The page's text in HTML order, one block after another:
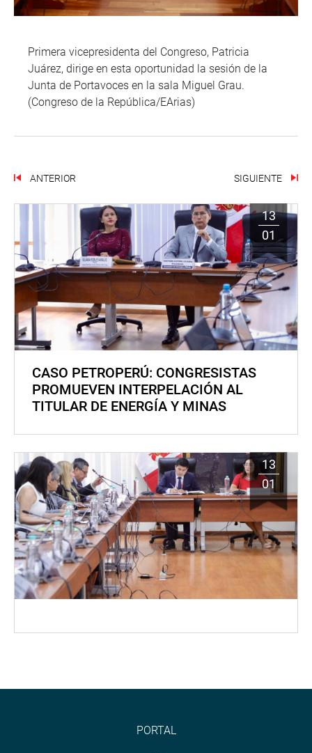
Primera vicepresidenta del Congreso, Patricia
Juárez, dirige en esta oportunidad la sesión de la
Junta de Portavoces en la sala Miguel Grau.
(Congreso de la República/EArias)
ANTERIOR SIGUIENTE
13
01
CASO PETROPERÚ: CONGRESISTAS
PROMUEVEN INTERPELACIÓN AL
TITULAR DE ENERGÍA Y MINAS
13
01
PORTAL